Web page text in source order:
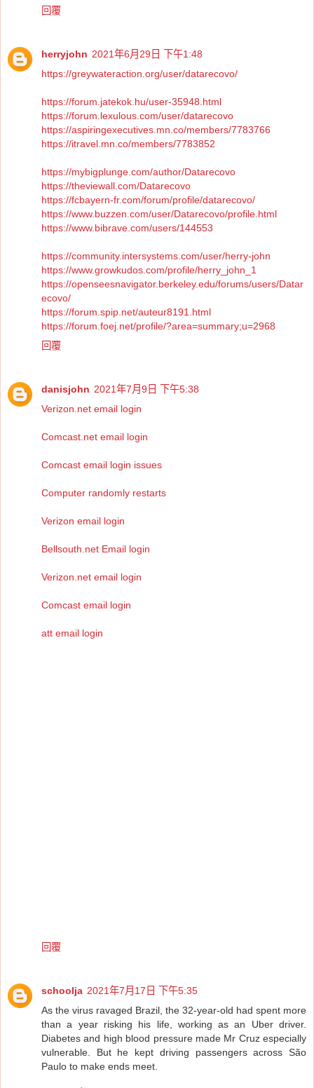
回覆
herryjohn 2021年6月29日 下午1:48
https://greywateraction.org/user/datarecovo/
https://forum.jatekok.hu/user-35948.html
https://forum.lexulous.com/user/datarecovo
https://aspiringexecutives.mn.co/members/7783766
https://itravel.mn.co/members/7783852
https://mybigplunge.com/author/Datarecovo
https://theviewall.com/Datarecovo
https://fcbayern-fr.com/forum/profile/datarecovo/
https://www.buzzen.com/user/Datarecovo/profile.html
https://www.bibrave.com/users/144553
https://community.intersystems.com/user/herry-john
https://www.growkudos.com/profile/herry_john_1
https://openseesnavigator.berkeley.edu/forums/users/Datar
ecovo/
https://forum.spip.net/auteur8191.html
https://forum.foej.net/profile/?area=summary;u=2968
回覆
danisjohn 2021年7月9日 下午5:38
Verizon.net email login
Comcast.net email login
Comcast email login issues
Computer randomly restarts
Verizon email login
Bellsouth.net Email login
Verizon.net email login
Comcast email login
att email login
回覆
schoolja 2021年7月17日 下午5:35
As the virus ravaged Brazil, the 32-year-old had spent more
than a year risking his life, working as an Uber driver.
Diabetes and high blood pressure made Mr Cruz especially
vulnerable. But he kept driving passengers across São
Paulo to make ends meet.